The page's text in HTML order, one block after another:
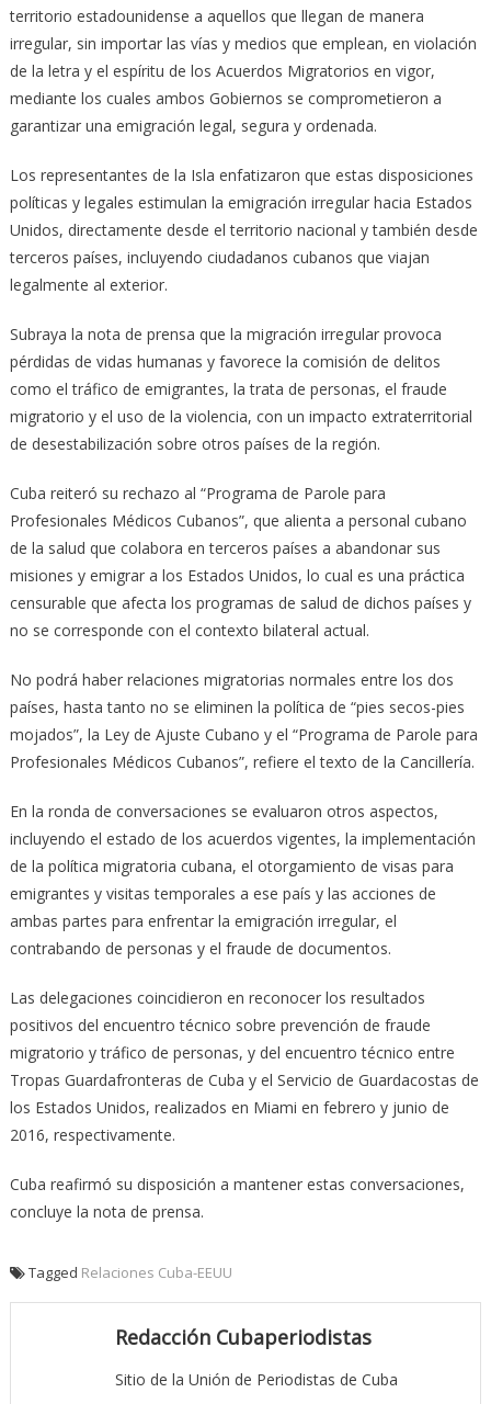
territorio estadounidense a aquellos que llegan de manera
irregular, sin importar las vías y medios que emplean, en violación
de la letra y el espíritu de los Acuerdos Migratorios en vigor,
mediante los cuales ambos Gobiernos se comprometieron a
garantizar una emigración legal, segura y ordenada.
Los representantes de la Isla enfatizaron que estas disposiciones
políticas y legales estimulan la emigración irregular hacia Estados
Unidos, directamente desde el territorio nacional y también desde
terceros países, incluyendo ciudadanos cubanos que viajan
legalmente al exterior.
Subraya la nota de prensa que la migración irregular provoca
pérdidas de vidas humanas y favorece la comisión de delitos
como el tráfico de emigrantes, la trata de personas, el fraude
migratorio y el uso de la violencia, con un impacto extraterritorial
de desestabilización sobre otros países de la región.
Cuba reiteró su rechazo al “Programa de Parole para
Profesionales Médicos Cubanos”, que alienta a personal cubano
de la salud que colabora en terceros países a abandonar sus
misiones y emigrar a los Estados Unidos, lo cual es una práctica
censurable que afecta los programas de salud de dichos países y
no se corresponde con el contexto bilateral actual.
No podrá haber relaciones migratorias normales entre los dos
países, hasta tanto no se eliminen la política de “pies secos-pies
mojados”, la Ley de Ajuste Cubano y el “Programa de Parole para
Profesionales Médicos Cubanos”, refiere el texto de la Cancillería.
En la ronda de conversaciones se evaluaron otros aspectos,
incluyendo el estado de los acuerdos vigentes, la implementación
de la política migratoria cubana, el otorgamiento de visas para
emigrantes y visitas temporales a ese país y las acciones de
ambas partes para enfrentar la emigración irregular, el
contrabando de personas y el fraude de documentos.
Las delegaciones coincidieron en reconocer los resultados
positivos del encuentro técnico sobre prevención de fraude
migratorio y tráfico de personas, y del encuentro técnico entre
Tropas Guardafronteras de Cuba y el Servicio de Guardacostas de
los Estados Unidos, realizados en Miami en febrero y junio de
2016, respectivamente.
Cuba reafirmó su disposición a mantener estas conversaciones,
concluye la nota de prensa.
Tagged Relaciones Cuba-EEUU
Redacción Cubaperiodistas
Sitio de la Unión de Periodistas de Cuba